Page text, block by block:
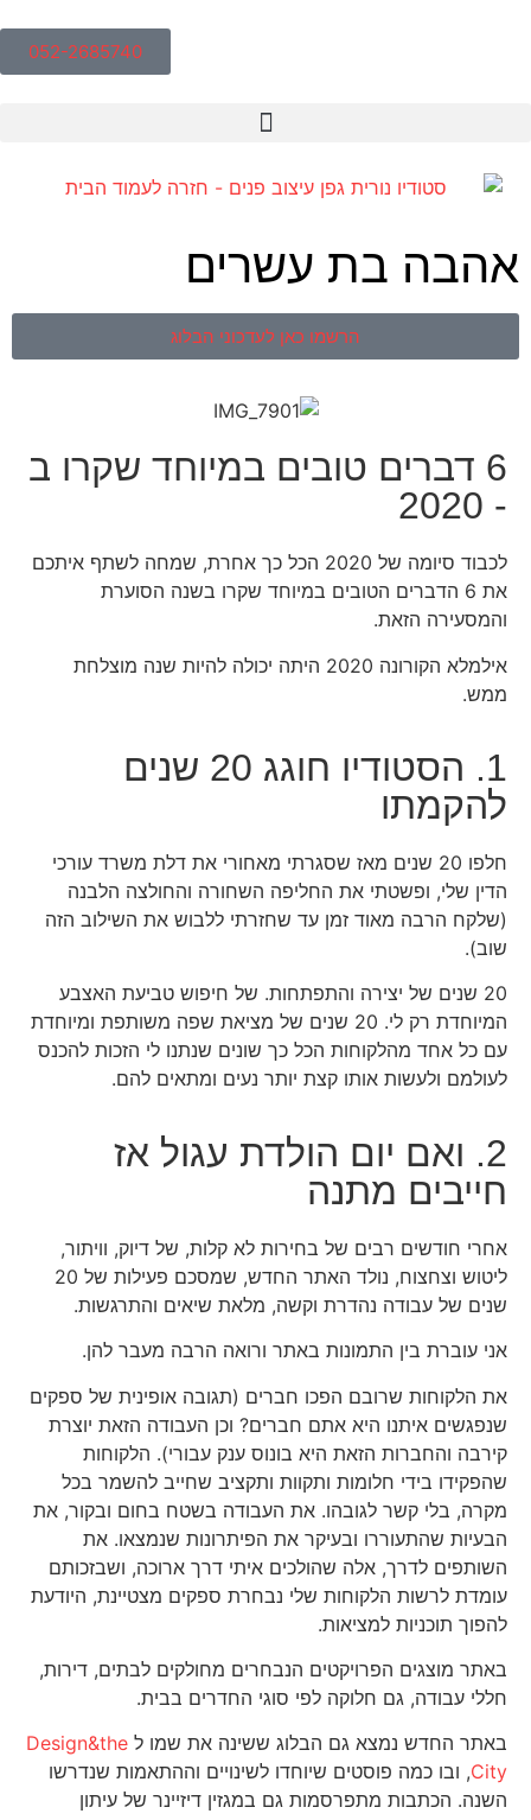
052-2685740
אהבה בת עשרים
הרשמו כאן לעדכוני הבלוג
6 דברים טובים במיוחד שקרו ב
- 2020
לכבוד סיומה של 2020 הכל כך אחרת, שמחה לשתף איתכם
את 6 הדברים הטובים במיוחד שקרו בשנה הסוערת
והמסעירה הזאת.
אילמלא הקורונה 2020 היתה יכולה להיות שנה מוצלחת
ממש.
1. הסטודיו חוגג 20 שנים
להקמתו
חלפו 20 שנים מאז שסגרתי מאחורי את דלת משרד עורכי
הדין שלי, ופשטתי את החליפה השחורה והחולצה הלבנה
(שלקח הרבה מאוד זמן עד שחזרתי ללבוש את השילוב הזה
שוב).
20 שנים של יצירה והתפתחות. של חיפוש טביעת האצבע
המיוחדת רק לי. 20 שנים של מציאת שפה משותפת ומיוחדת
עם כל אחד מהלקוחות הכל כך שונים שנתנו לי הזכות להכנס
לעולמם ולעשות אותו קצת יותר נעים ומתאים להם.
2. ואם יום הולדת עגול אז
חייבים מתנה
אחרי חודשים רבים של בחירות לא קלות, של דיוק, וויתור,
ליטוש וצחצוח, נולד האתר החדש, שמסכם פעילות של 20
שנים של עבודה נהדרת וקשה, מלאת שיאים והתרגשות.
אני עוברת בין התמונות באתר ורואה הרבה מעבר להן.
את הלקוחות שרובם הפכו חברים (תגובה אופינית של ספקים
שנפגשים איתנו היא אתם חברים? וכן העבודה הזאת יוצרת
קירבה והחברות הזאת היא בונוס ענק עבורי). הלקוחות
שהפקידו בידי חלומות ותקוות ותקציב שחייב להשמר בכל
מקרה, בלי קשר לגובהו. את העבודה בשטח בחום ובקור, את
הבעיות שהתעוררו ובעיקר את הפיתרונות שנמצאו. את
השותפים לדרך, אלה שהולכים איתי דרך ארוכה, ושבזכותם
עומדת לרשות הלקוחות שלי נבחרת ספקים מצטיינת, היודעת
להפוך תוכניות למציאות.
באתר מוצגים הפרויקטים הנבחרים מחולקים לבתים, דירות,
חללי עבודה, גם חלוקה לפי סוגי החדרים בבית.
באתר החדש נמצא גם הבלוג ששינה את שמו ל Design&the
City, ובו כמה פוסטים שיוחדו לשינויים וההתאמות שנדרשו
השנה. הכתבות מתפרסמות גם במגזין דיזיינר של עיתון